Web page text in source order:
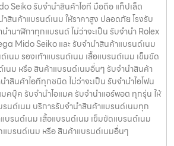
Seiko รับจำนำสินค้าไอที มือถือ แท็ปเล็ต
สินค้าแบรนด์เนม ให้ราคาสูง ปลอดภัย โรงรับ
ำนาฬิกาทุกแบรนด์ ไม่ว่าจะเป็น รับจำนำ Rolex
Mido Seiko และ รับจำนำสินค้าแบรนด์เนม
ด์เนม รองเท้าแบรนด์เนม เสื้อแบรนด์เนม เข็มขัด
นม หรือ สินค้าแบรนด์เนมอื่นๆ รับจำนำสินค้า
สินค้าไอทีทุกชนิด ไม่ว่าจะเป็น รับจำนำไอโฟน
คบุ๊ค รับจำนำไอแมค รับจำนำแอร์พอต ทุกรุ่น ให้
รนด์เนม บริการรับจำนำสินค้าแบรนด์เนมทุก
บรนด์เนม เสื้อแบรนด์เนม เข็มขัดแบรนด์เนม
แบรนด์เนม หรือ สินค้าแบรนด์เนมอื่นๆ